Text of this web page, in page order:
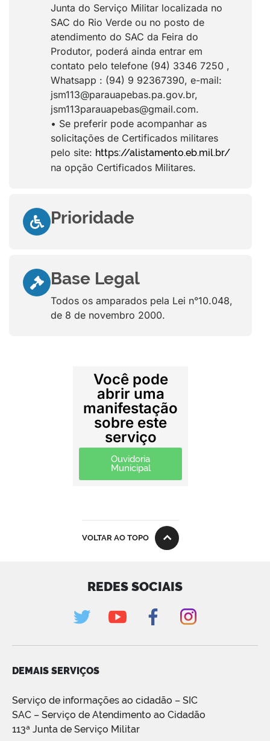
Junta do Serviço Militar localizada no
SAC do Rio Verde ou no posto de
atendimento do SAC da Feira do
Produtor, poderá ainda entrar em
contato pelo telefone (94) 3346 7250 ,
Whatsapp : (94) 9 92367390, e-mail:
jsm113@parauapebas.pa.gov.br,
jsm113parauapebas@gmail.com.
• Se preferir pode acompanhar as
solicitações de Certificados militares
pelo site: https://alistamento.eb.mil.br/
na opção Certificados Militares.
Prioridade
Base Legal
Todos os amparados pela Lei n°10.048,
de 8 de novembro 2000.
Você pode
abrir uma
manifestação
sobre este
serviço
Ouvidoria
Municipal
VOLTAR AO TOPO
REDES SOCIAIS
DEMAIS SERVIÇOS
Serviço de informações ao cidadão – SIC
SAC – Serviço de Atendimento ao Cidadão
113ª Junta de Serviço Militar